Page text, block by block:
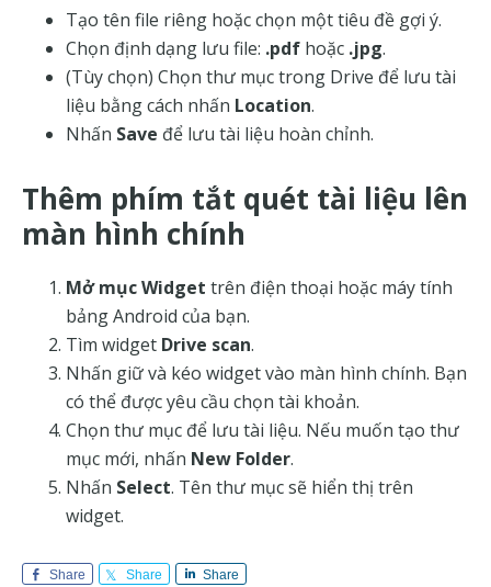
Tạo tên file riêng hoặc chọn một tiêu đề gợi ý.
Chọn định dạng lưu file: .pdf hoặc .jpg.
(Tùy chọn) Chọn thư mục trong Drive để lưu tài
liệu bằng cách nhấn Location.
Nhấn Save để lưu tài liệu hoàn chỉnh.
Thêm phím tắt quét tài liệu lên
màn hình chính
Mở mục Widget trên điện thoại hoặc máy tính
bảng Android của bạn.
Tìm widget Drive scan.
Nhấn giữ và kéo widget vào màn hình chính. Bạn
có thể được yêu cầu chọn tài khoản.
Chọn thư mục để lưu tài liệu. Nếu muốn tạo thư
mục mới, nhấn New Folder.
Nhấn Select. Tên thư mục sẽ hiển thị trên
widget.
Share Share Share